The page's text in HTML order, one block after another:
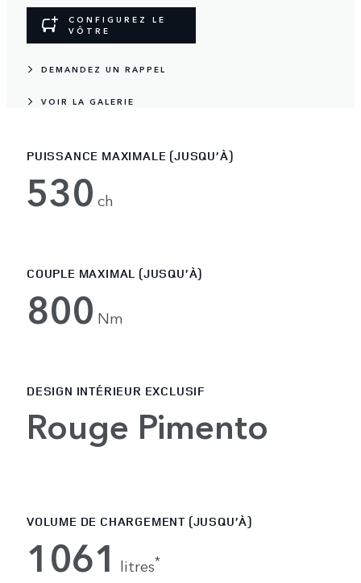
CONFIGUREZ LE
VÔTRE
DEMANDEZ UN RAPPEL
VOIR LA GALERIE
PUISSANCE MAXIMALE (JUSQU’À)
530 ch
COUPLE MAXIMAL (JUSQU’À)
800 Nm
DESIGN INTÉRIEUR EXCLUSIF
Rouge Pimento
VOLUME DE CHARGEMENT (JUSQU’À)
1061 litres*